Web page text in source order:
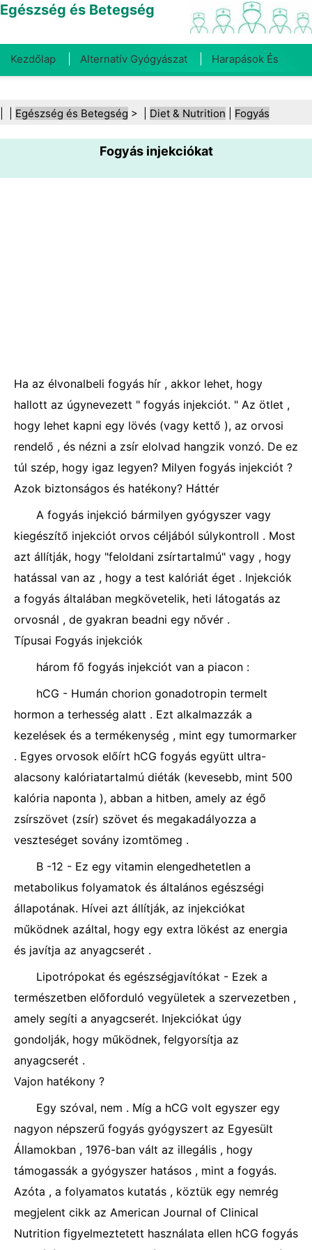
Egészség és Betegség
Kezdőlap Alternatív Gyógyászat Harapások És
Fogegészség Diéta És Táplálkozás Családi
Egészségügyi Ágazat Mentális Egészség
Közegészségügy És Biztonság Sebészet És
Egészség és Betegség > | Diet & Nutrition Fogyás
Fogyás injekciókat
Ha az élvonalbeli fogyás hír , akkor lehet, hogy
hallott az úgynevezett " fogyás injekciót. " Az ötlet ,
hogy lehet kapni egy lövés (vagy kettő ), az orvosi
rendelő , és nézni a zsír elolvad hangzik vonzó. De ez
túl szép, hogy igaz legyen? Milyen fogyás injekciót ?
Azok biztonságos és hatékony? Háttér
A fogyás injekció bármilyen gyógyszer vagy
kiegészítő injekciót orvos céljából súlykontroll . Most
azt állítják, hogy "feloldani zsírtartalmú" vagy , hogy
hatással van az , hogy a test kalóriát éget . Injekciók
a fogyás általában megkövetelik, heti látogatás az
orvosnál , de gyakran beadni egy nővér .
Típusai Fogyás injekciók
három fő fogyás injekciót van a piacon :
hCG - Humán chorion gonadotropin termelt
hormon a terhesség alatt . Ezt alkalmazzák a
kezelések és a termékenység , mint egy tumormarker
. Egyes orvosok előírt hCG fogyás együtt ultra-
alacsony kalóriatartalmú diéták (kevesebb, mint 500
kalória naponta ), abban a hitben, amely az égő
zsírszövet (zsír) szövet és megakadályozza a
veszteséget sovány izomtömeg .
B -12 - Ez egy vitamin elengedhetetlen a
metabolikus folyamatok és általános egészségi
állapotának. Hívei azt állítják, az injekciókat
működnek azáltal, hogy egy extra lökést az energia
és javítja az anyagcserét .
Lipotrópokat és egészségjavítókat - Ezek a
természetben előforduló vegyületek a szervezetben ,
amely segíti a anyagcserét. Injekciókat úgy
gondolják, hogy működnek, felgyorsítja az
anyagcserét .
Vajon hatékony ?
Egy szóval, nem . Míg a hCG volt egyszer egy
nagyon népszerű fogyás gyógyszert az Egyesült
Államokban , 1976-ban vált az illegális , hogy
támogassák a gyógyszer hatásos , mint a fogyás.
Azóta , a folyamatos kutatás , köztük egy nemrég
megjelent cikk az American Journal of Clinical
Nutrition figyelmeztetett használata ellen hCG fogyás